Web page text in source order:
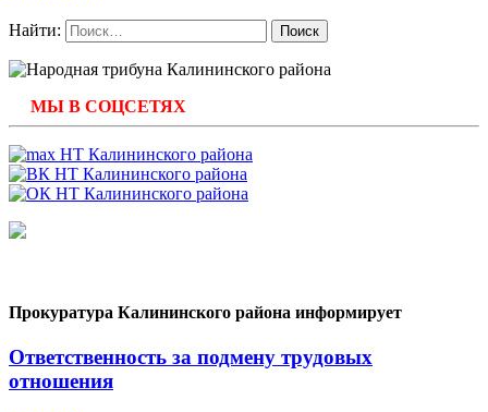
Найти:
МЫ В СОЦСЕТЯХ
Прокуратура Калининского района информирует
Ответственность за подмену трудовых
отношения